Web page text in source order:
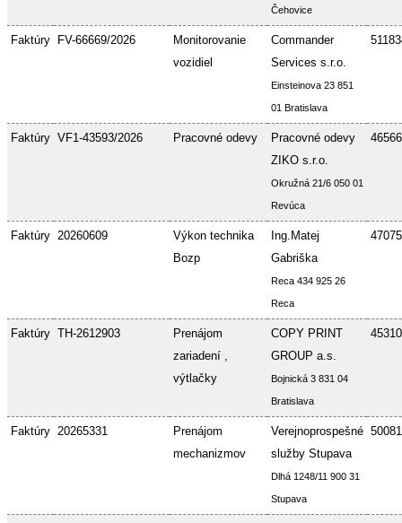
Čehovice
Faktúry FV-66669/2026
Monitorovanie
vozidiel
Commander
Services s.r.o.
Einsteinova 23 851
01 Bratislava
Faktúry VF1-43593/2026 Pracovné odevy
Pracovné odevy
ZIKO s.r.o.
Okružná 21/6 050 01
Revúca
Faktúry 20260609
Výkon technika
Bozp
Ing.Matej
Gabriška
Reca 434 925 26
Reca
Faktúry TH-2612903
Prenájom
zariadení ,
výtlačky
COPY PRINT
GROUP a.s.
Bojnická 3 831 04
Bratislava
Faktúry 20265331
Prenájom
mechanizmov
Verejnoprospešné
služby Stupava
Dlhá 1248/11 900 31
Stupava